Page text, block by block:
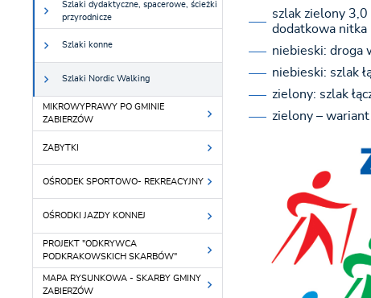
Szlaki dydaktyczne, spacerowe, ścieżki
przyrodnicze
Szlaki konne
Szlaki Nordic Walking
MIKROWYPRAWY PO GMINIE
ZABIERZÓW
ZABYTKI
OŚRODEK SPORTOWO- REKREACYJNY
OŚRODKI JAZDY KONNEJ
PROJEKT "ODKRYWCA
PODKRAKOWSKICH SKARBÓW"
MAPA RYSUNKOWA - SKARBY GMINY
ZABIERZÓW
szlak zielony 3,0
dodatkowa nitka
niebieski: droga
niebieski: szlak
zielony: szlak
zielony –